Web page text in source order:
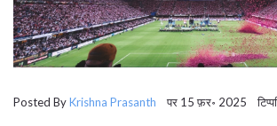
Posted ByKrishna Prasanth पर 15 फ़र॰ 2025